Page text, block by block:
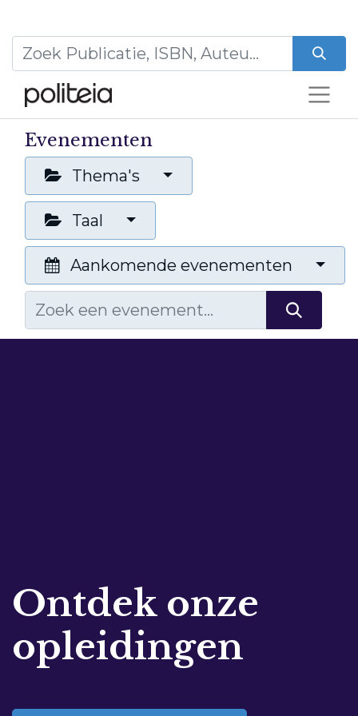
Evenementen
Thema's
Taal
Aankomende evenementen
Ontdek onze
opleidingen